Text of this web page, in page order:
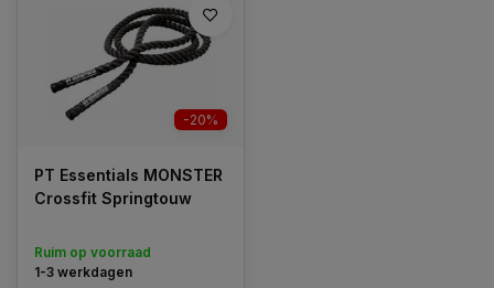
-20%
PT Essentials MONSTER
Crossfit Springtouw
Ruim op voorraad
1-3 werkdagen